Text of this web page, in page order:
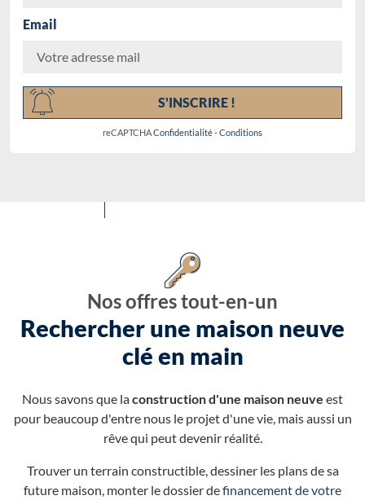
Email
S'INSCRIRE !
reCAPTCHAConfidentialité-Conditions
Nos offres tout-en-un
Rechercher une maison neuve
clé en main
Nous savons que laconstruction d'une maison neuve est
pour beaucoup d'entre nous le projet d'une vie, mais aussi un
rêve qui peut devenir réalité.
Trouver un terrain constructible, dessiner les plans de sa
future maison, monter le dossier definancement de votre